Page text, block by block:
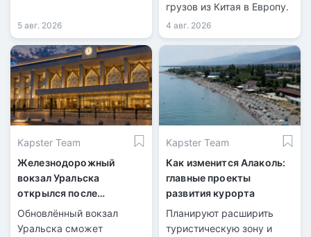
5 авг. 2026
грузов из Китая в Европу.
4 авг. 2026
Kapster Team
Железнодорожный
вокзал Уральска
открылся после
масштабной
реконструкции
Обновлённый вокзал
Уральска сможет
Kapster Team
Как изменится Алаколь:
главные проекты
развития курорта
Планируют расширить
туристическую зону и